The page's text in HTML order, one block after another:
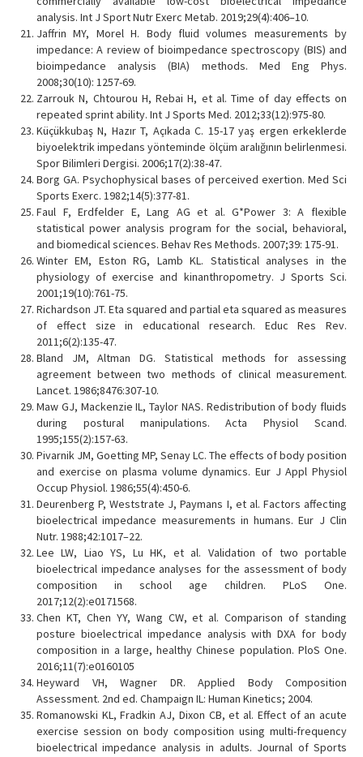
analysis. Int J Sport Nutr Exerc Metab. 2019;29(4):406–10.
Jaffrin MY, Morel H. Body fluid volumes measurements by
impedance: A review of bioimpedance spectroscopy (BIS) and
bioimpedance analysis (BIA) methods. Med Eng Phys.
2008;30(10): 1257-69.
Zarrouk N, Chtourou H, Rebai H, et al. Time of day effects on
repeated sprint ability. Int J Sports Med. 2012;33(12):975-80.
Küçükkubaş N, Hazır T, Açıkada C. 15-17 yaş ergen erkeklerde
biyoelektrik impedans yönteminde ölçüm aralığının belirlenmesi.
Spor Bilimleri Dergisi. 2006;17(2):38-47.
Borg GA. Psychophysical bases of perceived exertion. Med Sci
Sports Exerc. 1982;14(5):377-81.
Faul F, Erdfelder E, Lang AG et al. G*Power 3: A flexible
statistical power analysis program for the social, behavioral,
and biomedical sciences. Behav Res Methods. 2007;39: 175-91.
Winter EM, Eston RG, Lamb KL. Statistical analyses in the
physiology of exercise and kinanthropometry. J Sports Sci.
2001;19(10):761-75.
Richardson JT. Eta squared and partial eta squared as measures
of effect size in educational research. Educ Res Rev.
2011;6(2):135-47.
Bland JM, Altman DG. Statistical methods for assessing
agreement between two methods of clinical measurement.
Lancet. 1986;8476:307-10.
Maw GJ, Mackenzie IL, Taylor NAS. Redistribution of body fluids
during postural manipulations. Acta Physiol Scand.
1995;155(2):157-63.
Pivarnik JM, Goetting MP, Senay LC. The effects of body position
and exercise on plasma volume dynamics. Eur J Appl Physiol
Occup Physiol. 1986;55(4):450-6.
Deurenberg P, Weststrate J, Paymans I, et al. Factors affecting
bioelectrical impedance measurements in humans. Eur J Clin
Nutr. 1988;42:1017–22.
Lee LW, Liao YS, Lu HK, et al. Validation of two portable
bioelectrical impedance analyses for the assessment of body
composition in school age children. PLoS One.
2017;12(2):e0171568.
Chen KT, Chen YY, Wang CW, et al. Comparison of standing
posture bioelectrical impedance analysis with DXA for body
composition in a large, healthy Chinese population. PloS One.
2016;11(7):e0160105
Heyward VH, Wagner DR. Applied Body Composition
Assessment. 2nd ed. Champaign IL: Human Kinetics; 2004.
Romanowski KL, Fradkin AJ, Dixon CB, et al. Effect of an acute
exercise session on body composition using multi-frequency
bioelectrical impedance analysis in adults. Journal of Sports